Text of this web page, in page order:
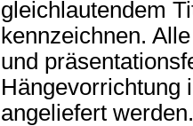
gleichlautendem
kennzeichnen.
und
Hängevorrichtung
angeliefert werden.